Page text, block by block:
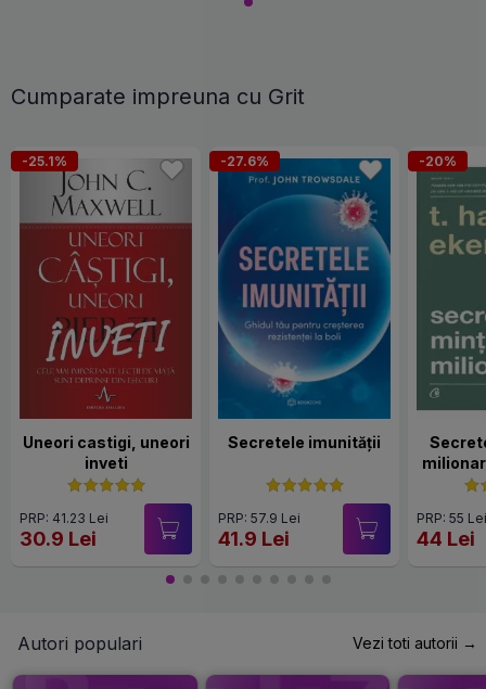
Cumparate impreuna cu Grit
-25.1%
Uneori castigi, uneori
inveti
PRP: 41.23 Lei
30.9 Lei
-27.6%
Secretele imunității
PRP: 57.9 Lei
41.9 Lei
-20%
PRP: 55
44 Lei
Autori populari Vezi toti autorii →